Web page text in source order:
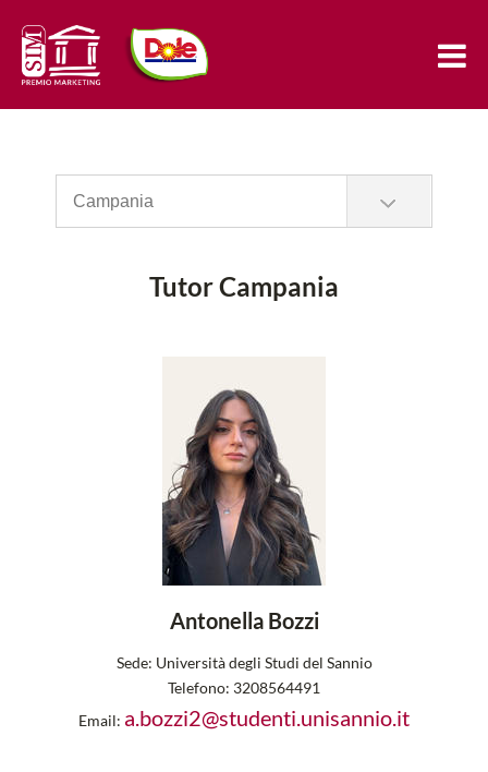
Tutor Campania
Antonella Bozzi
Sede: Università degli Studi del Sannio
Telefono: 3208564491
Email: a.bozzi2@studenti.unisannio.it